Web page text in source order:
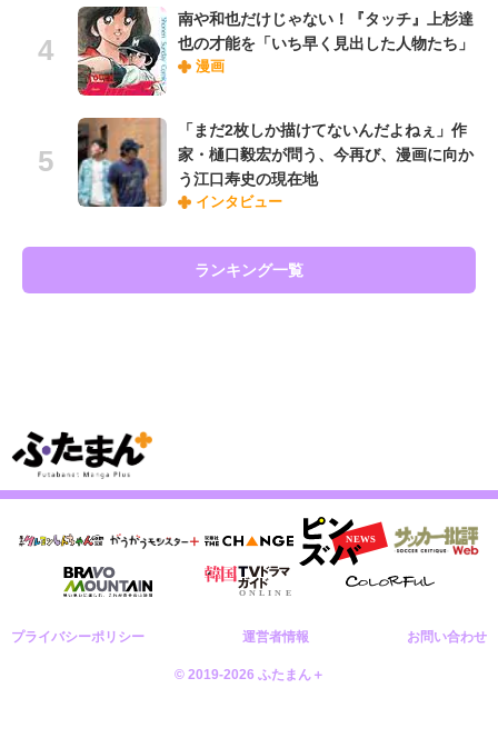
南や和也だけじゃない！『タッチ』上杉達
也の才能を「いち早く見出した人物たち」
漫画
「まだ2枚しか描けてないんだよねぇ」作
家・樋口毅宏が問う、今再び、漫画に向か
う江口寿史の現在地
インタビュー
ランキング一覧
プライバシーポリシー 運営者情報 お問い合わせ
© 2019-2026 ふたまん＋